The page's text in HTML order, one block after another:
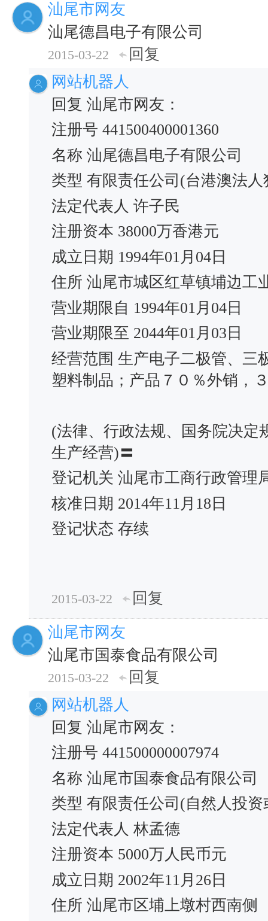
汕尾市网友
汕尾德昌电子有限公司
2015-03-22
回复
网站机器人
回复 汕尾市网友：
注册号 441500400001360
名称 汕尾德昌电子有限公司
类型 有限责任公司(台港澳法
法定代表人 许子民
注册资本 38000万香港元
成立日期 1994年01月04日
住所 汕尾市城区红草镇埔边工
营业期限自 1994年01月04日
营业期限至 2044年01月03日
经营范围 生产电子二极管、三
塑料制品；产品７０％外销，
(法律、行政法规、国务院决定
生产经营)〓
登记机关 汕尾市工商行政管理
核准日期 2014年11月18日
登记状态 存续
2015-03-22
回复
汕尾市网友
汕尾市国泰食品有限公司
2015-03-22
回复
网站机器人
回复 汕尾市网友：
注册号 441500000007974
名称 汕尾市国泰食品有限公司
类型 有限责任公司(自然人投
法定代表人 林孟德
注册资本 5000万人民币元
成立日期 2002年11月26日
住所 汕尾市区埔上墩村西南侧